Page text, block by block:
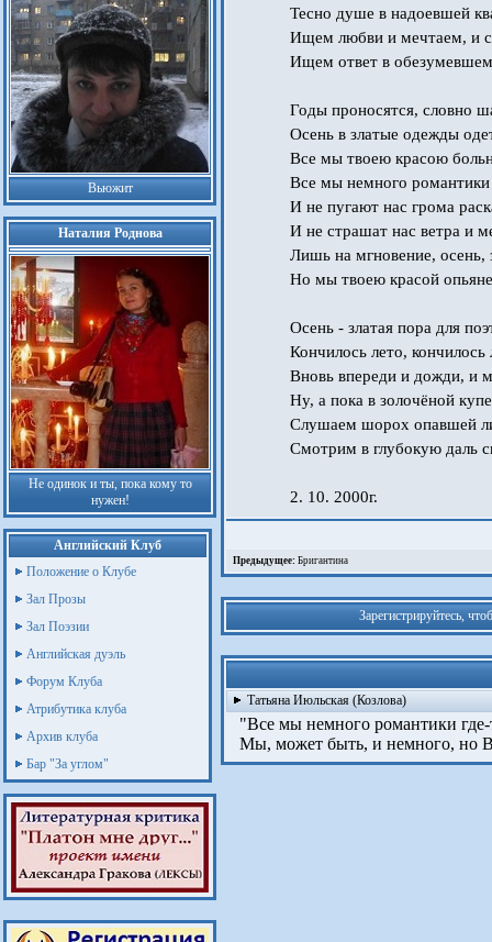
Вьюжит
Наталия Роднова
Не одинок и ты, пока кому то
нужен!
Английский Клуб
Положение о Клубе
Зал Прозы
Зал Поэзии
Английская дуэль
Форум Клуба
Атрибутика клуба
Архив клуба
Бар "За углом"
Тесно душе в надоевшей
Ищем любви и мечтаем, и
Ищем ответ в
Годы проносятся, словно
Осень в златые одежды
Все мы твоею красою
Все мы немного романтики
И не пугают нас грома
И не страшат нас ветра и
Лишь на мгновение, осень,
Но мы твоею красой
Осень - златая пора для
Кончилось лето, кончилось
Вновь впереди и дожди, и
Ну, а пока в золочёной
Слушаем шорох опавшей
Смотрим в глубокую даль
2. 10. 2000г.
Предыдущее: Бригантина
Зарегистрируйтесь,
Татьяна Июльская (Козлова)
"Все мы немного романтики
Мы, может быть, и немного, но